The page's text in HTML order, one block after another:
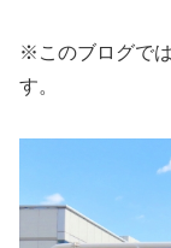
※このブログで
す。